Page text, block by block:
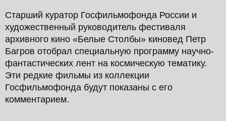
Старший куратор Госфильмофонда России и
художественный руководитель фестиваля
архивного кино «Белые Столбы» киновед Петр
Багров отобрал специальную программу научно-
фантастических лент на космическую тематику.
Эти редкие фильмы из коллекции
Госфильмофонда будут показаны с его
комментарием.